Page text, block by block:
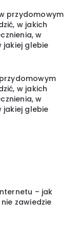
przydomowym
w jakich
w
jakiej glebie
w jakich
w
jakiej glebie
– jak
zawiedzie